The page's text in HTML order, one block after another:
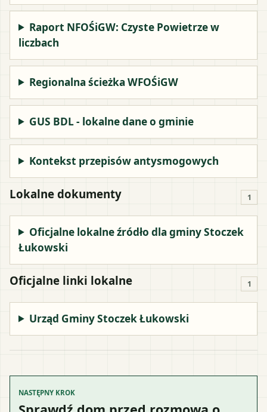
Raport NFOŚiGW: Czyste Powietrze w
liczbach
Regionalna ścieżka WFOŚiGW
GUS BDL - lokalne dane o gminie
Kontekst przepisów antysmogowych
Lokalne dokumenty 1
Oficjalne lokalne źródło dla gminy Stoczek
Łukowski
Oficjalne linki lokalne 1
Urząd Gminy Stoczek Łukowski
NASTĘPNY KROK